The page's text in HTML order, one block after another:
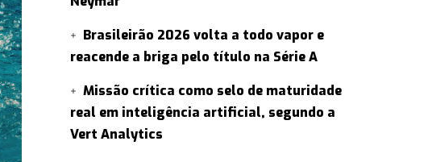
Brasileirão 2026 volta a todo vapor e
reacende a briga pelo título na Série A
Missão crítica como selo de maturidade
real em inteligência artificial, segundo a
Vert Analytics